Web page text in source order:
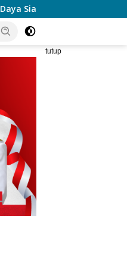
Bank Sampah Drive-Thru
tutup